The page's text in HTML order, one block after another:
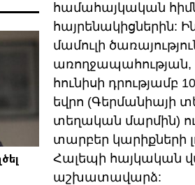
համահայկական
հայրենակիցներին:
մամուլի
առողջապահության,
հունիսի դրությամբ
եվրո (Գերմանիայի
տեղական մարմին)
տարբեր կարիքների
Հալեպի հայկական
աշխատավարձ: